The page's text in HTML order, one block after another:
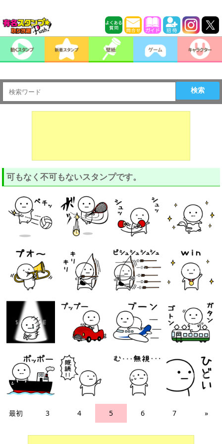
検索
可もなく不可もないスタンプです。
最初 3 4 5 6 7 »